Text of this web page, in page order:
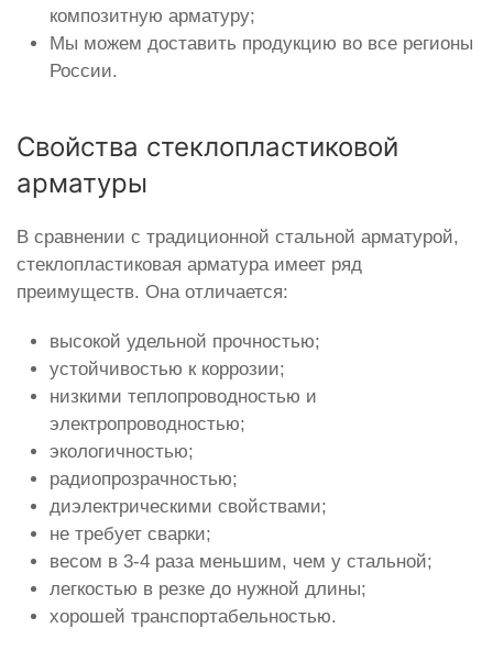
композитную арматуру;
Мы можем доставить продукцию во все регионы
России.
Свойства стеклопластиковой
арматуры
В сравнении с традиционной стальной арматурой,
стеклопластиковая арматура имеет ряд
преимуществ. Она отличается:
высокой удельной прочностью;
устойчивостью к коррозии;
низкими теплопроводностью и
электропроводностью;
экологичностью;
радиопрозрачностью;
диэлектрическими свойствами;
не требует сварки;
весом в 3-4 раза меньшим, чем у стальной;
легкостью в резке до нужной длины;
хорошей транспортабельностью.